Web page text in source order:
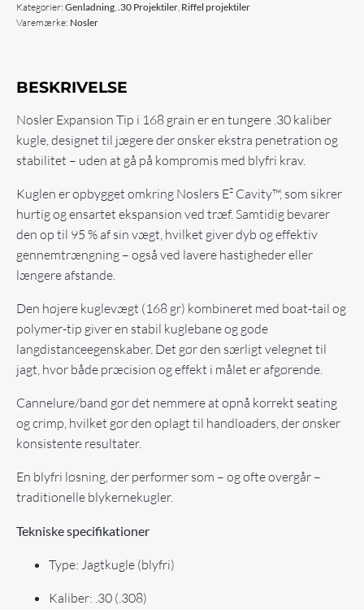
antal
Kategorier: Genladning,.30 Projektiler, Riffel projektiler
Varemærke: Nosler
BESKRIVELSE
Nosler Expansion Tip i 168 grain er en tungere .30 kaliber
kugle, designet til jægere der ønsker ekstra penetration og
stabilitet – uden at gå på kompromis med blyfri krav.
Kuglen er opbygget omkring Noslers E² Cavity™, som sikrer
hurtig og ensartet ekspansion ved træf. Samtidig bevarer
den op til 95 % af sin vægt, hvilket giver dyb og effektiv
gennemtrængning – også ved lavere hastigheder eller
længere afstande.
Den højere kuglevægt (168 gr) kombineret med boat-tail og
polymer-tip giver en stabil kuglebane og gode
langdistanceegenskaber. Det gør den særligt velegnet til
jagt, hvor både præcision og effekt i målet er afgørende.
Cannelure/band gør det nemmere at opnå korrekt seating
og crimp, hvilket gør den oplagt til handloaders, der ønsker
konsistente resultater.
En blyfri løsning, der performer som – og ofte overgår –
traditionelle blykernekugler.
Tekniske specifikationer
Type: Jagtkugle (blyfri)
Kaliber: .30 (.308)